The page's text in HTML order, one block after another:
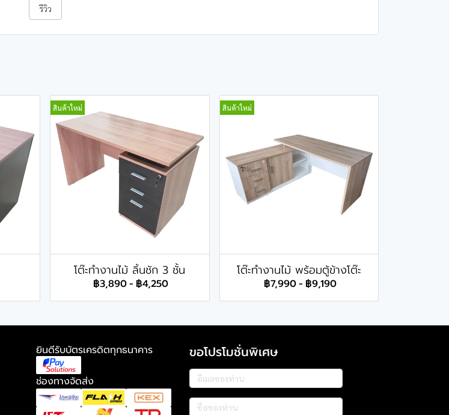
รีวิว
สินค้าใหม่
โต๊ะทำงานไม้ ลิ้นชัก 3 ชั้น
฿3,890- ฿4,250
สินค้าใหม่
โต๊ะทำงานไม้ พร้อมตู้ข้างโต๊ะ
฿7,990- ฿9,190
ยินดีรับบัตรเครดิตทุกธนาคาร
ช่องทางจัดส่ง
ขอโปรโมชั่นพิเศษ